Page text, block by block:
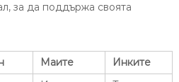
за да поддържа своята
Маите
Инките